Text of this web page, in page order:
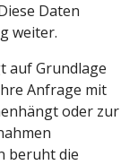
Daten
weiter.
auf Grundlage
Anfrage mit
oder zur
beruht die